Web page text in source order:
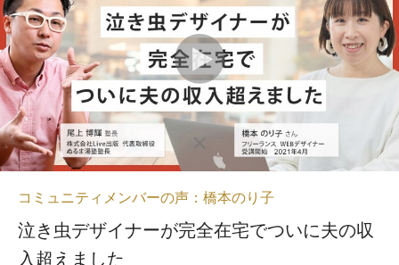
コミュニティメンバーの声：橋本のり子
泣き虫デザイナーが完全在宅でついに夫の収
入超えました